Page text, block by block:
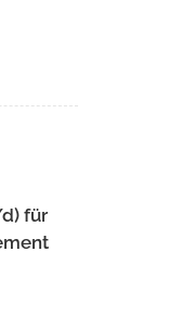
für